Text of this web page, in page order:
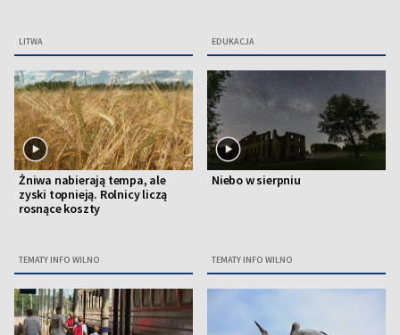
LITWA EDUKACJA
Żniwa nabierają tempa, ale
zyski topnieją. Rolnicy liczą
rosnące koszty
TEMATY INFO WILNO
Niebo w sierpniu
TEMATY INFO WILNO